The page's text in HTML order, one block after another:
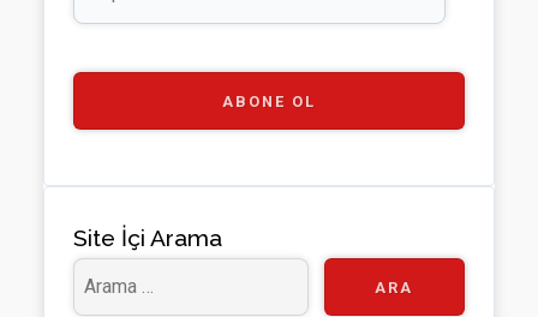
C
h
n
n
ABONE OL
Site İçi Arama